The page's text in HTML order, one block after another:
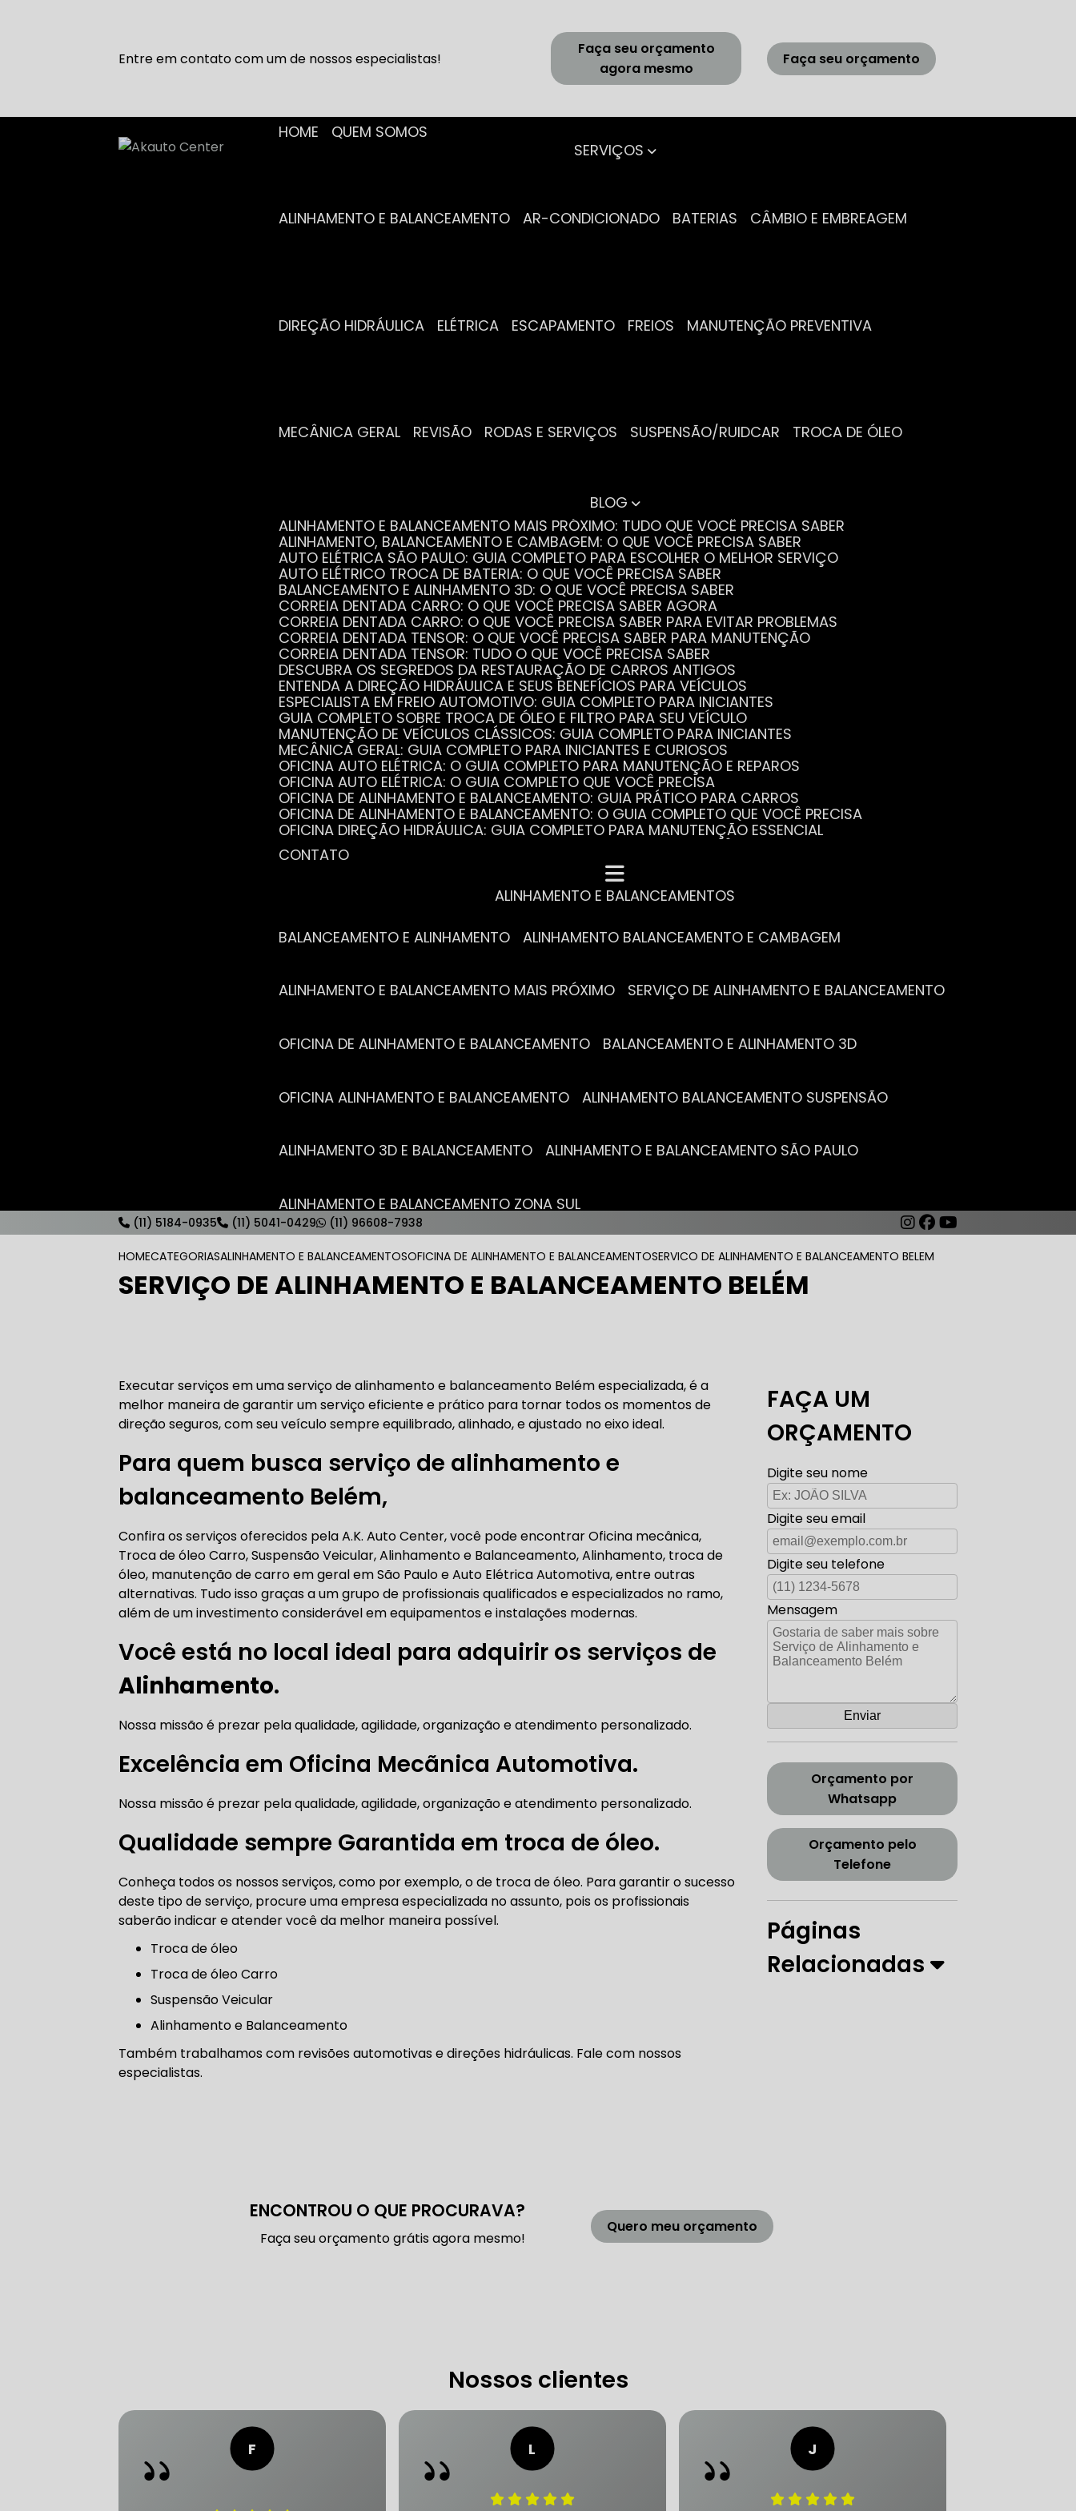
Entre em contato com um de nossos especialistas!
Faça seu orçamento
agora mesmo
Faça seu orçamento
HOME
QUEM SOMOS
SERVIÇOS
ALINHAMENTO E BALANCEAMENTO AR-CONDICIONADO BATERIAS CÂMBIO E EMBREAGEM
DIREÇÃO HIDRÁULICA ELÉTRICA ESCAPAMENTO FREIOS MANUTENÇÃO PREVENTIVA
MECÂNICA GERAL REVISÃO RODAS E SERVIÇOS SUSPENSÃO/RUIDCAR TROCA DE ÓLEO
BLOG
ALINHAMENTO E BALANCEAMENTO MAIS PRÓXIMO: TUDO QUE VOCÊ PRECISA SABER
ALINHAMENTO, BALANCEAMENTO E CAMBAGEM: O QUE VOCÊ PRECISA SABER
AUTO ELÉTRICA SÃO PAULO: GUIA COMPLETO PARA ESCOLHER O MELHOR SERVIÇO
AUTO ELÉTRICO TROCA DE BATERIA: O QUE VOCÊ PRECISA SABER
BALANCEAMENTO E ALINHAMENTO 3D: O QUE VOCÊ PRECISA SABER
CORREIA DENTADA CARRO: O QUE VOCÊ PRECISA SABER AGORA
CORREIA DENTADA CARRO: O QUE VOCÊ PRECISA SABER PARA EVITAR PROBLEMAS
CORREIA DENTADA TENSOR: O QUE VOCÊ PRECISA SABER PARA MANUTENÇÃO
CORREIA DENTADA TENSOR: TUDO O QUE VOCÊ PRECISA SABER
DESCUBRA OS SEGREDOS DA RESTAURAÇÃO DE CARROS ANTIGOS
ENTENDA A DIREÇÃO HIDRÁULICA E SEUS BENEFÍCIOS PARA VEÍCULOS
ESPECIALISTA EM FREIO AUTOMOTIVO: GUIA COMPLETO PARA INICIANTES
GUIA COMPLETO SOBRE TROCA DE ÓLEO E FILTRO PARA SEU VEÍCULO
MANUTENÇÃO DE VEÍCULOS CLÁSSICOS: GUIA COMPLETO PARA INICIANTES
MECÂNICA GERAL: GUIA COMPLETO PARA INICIANTES E CURIOSOS
OFICINA AUTO ELÉTRICA: O GUIA COMPLETO PARA MANUTENÇÃO E REPAROS
OFICINA AUTO ELÉTRICA: O GUIA COMPLETO QUE VOCÊ PRECISA
OFICINA DE ALINHAMENTO E BALANCEAMENTO: GUIA PRÁTICO PARA CARROS
OFICINA DE ALINHAMENTO E BALANCEAMENTO: O GUIA COMPLETO QUE VOCÊ PRECISA
OFICINA DIREÇÃO HIDRÁULICA: GUIA COMPLETO PARA MANUTENÇÃO ESSENCIAL
OFICINA MECÂNICA COMPLETA PARA BLINDADOS: TUDO QUE VOCÊ PRECISA SABER
POR QUE A REVISÃO AUTOMOTIVA É ESSENCIAL PARA O DESEMPENHO DO SEU CARRO
SERVIÇO DE ALINHAMENTO E BALANCEAMENTO: O QUE VOCÊ PRECISA SABER
VANTAGENS ESSENCIAIS DA TROCA DE ÓLEO PARA A SAÚDE DO SEU CARRO
CONTATO
ALINHAMENTO E BALANCEAMENTOS
BALANCEAMENTO E ALINHAMENTO ALINHAMENTO BALANCEAMENTO E CAMBAGEM
ALINHAMENTO E BALANCEAMENTO MAIS PRÓXIMO SERVIÇO DE ALINHAMENTO E BALANCEAMENTO
OFICINA DE ALINHAMENTO E BALANCEAMENTO BALANCEAMENTO E ALINHAMENTO 3D
OFICINA ALINHAMENTO E BALANCEAMENTO ALINHAMENTO BALANCEAMENTO SUSPENSÃO
ALINHAMENTO 3D E BALANCEAMENTO ALINHAMENTO E BALANCEAMENTO SÃO PAULO
ALINHAMENTO E BALANCEAMENTO ZONA SUL
AUTO ELÉTRICA MAIS PRÓXIMO AUTO ELÉTRICA AUTOMOTIVA
AUTO ELÉTRICO TROCA DE BATERIA OFICINA AUTO ELÉTRICA
AUTO ELÉTRICA ABERTA HOJE AUTO ELÉTRICA SOCORRO
AUTO ELÉTRICA PRÓXIMO DE MIM AUTO ELÉTRICA SÃO PAULO AUTO ELÉTRICA ZONA SUL
CORREIAS DENTADAS
TROCA CORREIA DENTADA CORREIA DENTADA LAND ROVER CORREIA DENTADA RANGE ROVER
TROCA DA CORREIA DENTADA DA LAND ROVER CORREIA DENTADA DISCOVERY
CORREIA DENTADA BMW CORREIA DENTADA MANUTENÇÃO CORREIA DENTADA TENSOR
CORREIA DENTADA CARRO CORREIA DENTADA SÃO PAULO CORREIA DENTADA ZONA SUL
DIREÇÃO HIDRÁULICA E ELÉTRICA OFICINA MECÂNICA
DIREÇÃO HIDRÁULICA MANUTENÇÃO DIREÇÃO HIDRÁULICA SÃO PAULO
FREIO ABS MANUTENÇÃO SISTEMA DE FREIOS AUTOMOTIVOS PASTILHA DE FREIO
SENSOR DE FREIO ABS MANUTENÇÃO DE FREIOS AUTOMOTIVOS FREIO DE VEÍCULO
(11) 5184-0935 (11) 5041-0429 (11) 96608-7938
HOMECATEGORIASALINHAMENTO E BALANCEAMENTOSOFICINA DE ALINHAMENTO E BALANCEAMENTOSERVICO DE ALINHAMENTO E BALANCEAMENTO BELEM
SERVIÇO DE ALINHAMENTO E BALANCEAMENTO BELÉM
Executar serviços em uma serviço de alinhamento e balanceamento Belém especializada, é a
melhor maneira de garantir um serviço eficiente e prático para tornar todos os momentos de
direção seguros, com seu veículo sempre equilibrado, alinhado, e ajustado no eixo ideal.
Para quem busca serviço de alinhamento e
balanceamento Belém,
Confira os serviços oferecidos pela A.K. Auto Center, você pode encontrar Oficina mecânica,
Troca de óleo Carro, Suspensão Veicular, Alinhamento e Balanceamento, Alinhamento, troca de
óleo, manutenção de carro em geral em São Paulo e Auto Elétrica Automotiva, entre outras
alternativas. Tudo isso graças a um grupo de profissionais qualificados e especializados no ramo,
além de um investimento considerável em equipamentos e instalações modernas.
Você está no local ideal para adquirir os serviços de
Alinhamento.
Nossa missão é prezar pela qualidade, agilidade, organização e atendimento personalizado.
Excelência em Oficina Mecãnica Automotiva.
Nossa missão é prezar pela qualidade, agilidade, organização e atendimento personalizado.
Qualidade sempre Garantida em troca de óleo.
Conheça todos os nossos serviços, como por exemplo, o de troca de óleo. Para garantir o sucesso
deste tipo de serviço, procure uma empresa especializada no assunto, pois os profissionais
saberão indicar e atender você da melhor maneira possível.
troca de óleo
Troca de óleo Carro
Suspensão Veicular
Alinhamento e Balanceamento
Também trabalhamos com revisões automotivas e direções hidráulicas. Fale com nossos
especialistas.
FAÇA UM
ORÇAMENTO
Digite seu nome
Digite seu email
Digite seu telefone
Mensagem
Orçamento por
Whatsapp
Orçamento pelo
Telefone
Páginas
Relacionadas
ENCONTROU O QUE PROCURAVA?
Faça seu orçamento grátis agora mesmo!
Quero meu orçamento
Nossos clientes